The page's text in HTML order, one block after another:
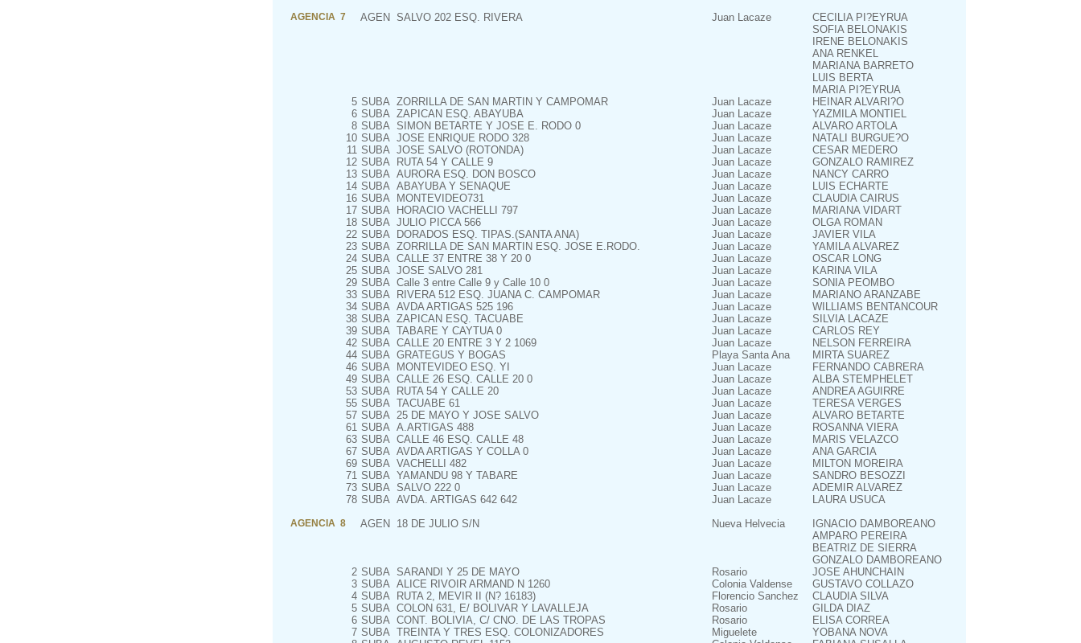
AGENCIA 7 AGEN SALVO 202 ESQ. RIVERA Juan Lacaze
CECILIA PI?EYRUA
SOFIA BELONAKIS
IRENE BELONAKIS
ANA RENKEL
MARIANA BARRETO
LUIS BERTA
MARIA PI?EYRUA
5 SUBA ZORRILLA DE SAN MARTIN Y CAMPOMAR Juan Lacaze
HEINAR ALVARI?O
6 SUBA ZAPICAN ESQ. ABAYUBA Juan Lacaze
YAZMILA MONTIEL
8 SUBA SIMON BETARTE Y JOSE E. RODO 0 Juan Lacaze
ALVARO ARTOLA
10 SUBA JOSE ENRIQUE RODO 328 Juan Lacaze
NATALI BURGUE?O
11 SUBA JOSE SALVO (ROTONDA) Juan Lacaze
CESAR MEDERO
12 SUBA RUTA 54 Y CALLE 9 Juan Lacaze
GONZALO RAMIREZ
13 SUBA AURORA ESQ. DON BOSCO Juan Lacaze
NANCY CARRO
14 SUBA ABAYUBA Y SENAQUE Juan Lacaze
LUIS ECHARTE
16 SUBA MONTEVIDEO731 Juan Lacaze
CLAUDIA CAIRUS
17 SUBA HORACIO VACHELLI 797 Juan Lacaze
MARIANA VIDART
18 SUBA JULIO PICCA 566 Juan Lacaze
OLGA ROMAN
22 SUBA DORADOS ESQ. TIPAS.(SANTA ANA) Juan Lacaze
JAVIER VILA
23 SUBA ZORRILLA DE SAN MARTIN ESQ. JOSE E.RODO. Juan Lacaze
YAMILA ALVAREZ
24 SUBA CALLE 37 ENTRE 38 Y 20 0 Juan Lacaze
OSCAR LONG
25 SUBA JOSE SALVO 281 Juan Lacaze
KARINA VILA
29 SUBA Calle 3 entre Calle 9 y Calle 10 0 Juan Lacaze
SONIA PEOMBO
33 SUBA RIVERA 512 ESQ. JUANA C. CAMPOMAR Juan Lacaze
MARIANO ARANZABE
34 SUBA AVDA ARTIGAS 525 196 Juan Lacaze
WILLIAMS BENTANCOUR
38 SUBA ZAPICAN ESQ. TACUABE Juan Lacaze
SILVIA LACAZE
39 SUBA TABARE Y CAYTUA 0 Juan Lacaze
CARLOS REY
42 SUBA CALLE 20 ENTRE 3 Y 2 1069 Juan Lacaze
NELSON FERREIRA
44 SUBA GRATEGUS Y BOGAS Playa Santa Ana
MIRTA SUAREZ
46 SUBA MONTEVIDEO ESQ. YI Juan Lacaze
FERNANDO CABRERA
49 SUBA CALLE 26 ESQ. CALLE 20 0 Juan Lacaze
ALBA STEMPHELET
53 SUBA RUTA 54 Y CALLE 20 Juan Lacaze
ANDREA AGUIRRE
55 SUBA TACUABE 61 Juan Lacaze
TERESA VERGES
57 SUBA 25 DE MAYO Y JOSE SALVO Juan Lacaze
ALVARO BETARTE
61 SUBA A.ARTIGAS 488 Juan Lacaze
ROSANNA VIERA
63 SUBA CALLE 46 ESQ. CALLE 48 Juan Lacaze
MARIS VELAZCO
67 SUBA AVDA ARTIGAS Y COLLA 0 Juan Lacaze
ANA GARCIA
69 SUBA VACHELLI 482 Juan Lacaze
MILTON MOREIRA
71 SUBA YAMANDU 98 Y TABARE Juan Lacaze
SANDRO BESOZZI
73 SUBA SALVO 222 0 Juan Lacaze
ADEMIR ALVAREZ
78 SUBA AVDA. ARTIGAS 642 642 Juan Lacaze LAURA USUCA
AGENCIA 8 AGEN 18 DE JULIO S/N Nueva Helvecia
IGNACIO DAMBOREANO
AMPARO PEREIRA
BEATRIZ DE SIERRA
GONZALO DAMBOREANO
2 SUBA SARANDI Y 25 DE MAYO Rosario
JOSE AHUNCHAIN
3 SUBA ALICE RIVOIR ARMAND N 1260 Colonia Valdense
GUSTAVO COLLAZO
4 SUBA RUTA 2, MEVIR II (N? 16183) Florencio Sanchez
CLAUDIA SILVA
5 SUBA COLON 631, E/ BOLIVAR Y LAVALLEJA Rosario
GILDA DIAZ
6 SUBA CONT. BOLIVIA, C/ CNO. DE LAS TROPAS Rosario
ELISA CORREA
7 SUBA TREINTA Y TRES ESQ. COLONIZADORES Miguelete
YOBANA NOVA